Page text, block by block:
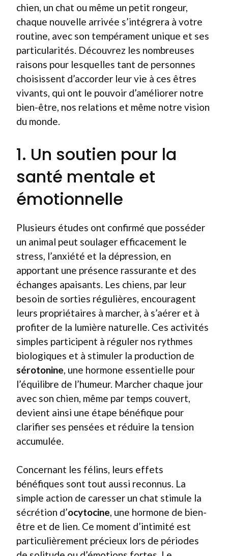
chien, un chat ou même un petit rongeur,
chaque nouvelle arrivée s’intégrera à votre
routine, avec son tempérament unique et ses
particularités. Découvrez les nombreuses
raisons pour lesquelles tant de personnes
choisissent d’accorder leur vie à ces êtres
vivants, qui ont le pouvoir d’améliorer notre
bien-être, nos relations et même notre vision
du monde.
1. Un soutien pour la
santé mentale et
émotionnelle
Plusieurs études ont confirmé que posséder
un animal peut soulager efficacement le
stress, l’anxiété et la dépression, en
apportant une présence rassurante et des
échanges apaisants. Les chiens, par leur
besoin de sorties régulières, encouragent
leurs propriétaires à marcher, à s’aérer et à
profiter de la lumière naturelle. Ces activités
simples participent à réguler nos rythmes
biologiques et à stimuler la production de
sérotonine , une hormone essentielle pour
l’équilibre de l’humeur. Marcher chaque jour
avec son chien, même par temps couvert,
devient ainsi une étape bénéfique pour
clarifier ses pensées et réduire la tension
accumulée.
Concernant les félins, leurs effets
bénéfiques sont tout aussi reconnus. La
simple action de caresser un chat stimule la
sécrétion d’ocytocine, une hormone de bien-
être et de lien. Ce moment d’intimité est
particulièrement précieux lors de périodes